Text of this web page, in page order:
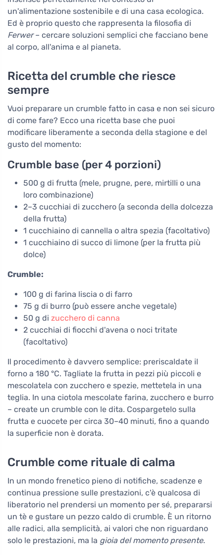
un'alimentazione sostenibile e di una casa ecologica.
Ed è proprio questo che rappresenta la filosofia di
Ferwer– cercare soluzioni semplici che facciano bene
al corpo, all'anima e al pianeta.
Ricetta del crumble che riesce
sempre
Vuoi preparare un crumble fatto in casa e non sei sicuro
di come fare? Ecco una ricetta base che puoi
modificare liberamente a seconda della stagione e del
gusto del momento:
Crumble base (per 4 porzioni)
500 g di frutta (mele, prugne, pere, mirtilli o una
loro combinazione)
2–3 cucchiai di zucchero (a seconda della dolcezza
della frutta)
1 cucchiaino di cannella o altra spezia (facoltativo)
1 cucchiaino di succo di limone (per la frutta più
dolce)
Crumble:
100 g di farina liscia o di farro
75 g di burro (può essere anche vegetale)
50 g di zucchero di canna
2 cucchiai di fiocchi d'avena o noci tritate
(facoltativo)
Il procedimento è davvero semplice: preriscaldate il
forno a 180 °C. Tagliate la frutta in pezzi più piccoli e
mescolatela con zucchero e spezie, mettetela in una
teglia. In una ciotola mescolate farina, zucchero e burro
– create un crumble con le dita. Cospargetelo sulla
frutta e cuocete per circa 30–40 minuti, fino a quando
la superficie non è dorata.
Crumble come rituale di calma
In un mondo frenetico pieno di notifiche, scadenze e
continua pressione sulle prestazioni, c'è qualcosa di
liberatorio nel prendersi un momento per sé, prepararsi
un tè e gustare un pezzo caldo di crumble. È un ritorno
alle radici, alla semplicità, ai valori che non riguardano
solo le prestazioni, ma la gioia del momento presente.